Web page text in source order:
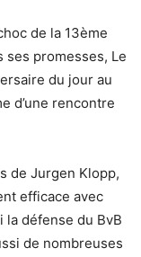
de la 13ème
ses promesses, Le
du jour au
d’une rencontre
de Jurgen Klopp,
efficace avec
la défense du BvB
de nombreuses